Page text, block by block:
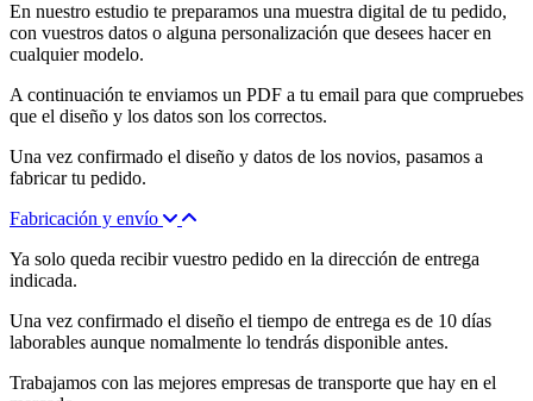
En nuestro estudio te preparamos una muestra digital de tu pedido,
con vuestros datos o alguna personalización que desees hacer en
cualquier modelo.
A continuación te enviamos un PDF a tu email para que compruebes
que el diseño y los datos son los correctos.
Una vez confirmado el diseño y datos de los novios, pasamos a
fabricar tu pedido.
Fabricación y envío
Ya solo queda recibir vuestro pedido en la dirección de entrega
indicada.
Una vez confirmado el diseño el tiempo de entrega es de 10 días
laborables aunque nomalmente lo tendrás disponible antes.
Trabajamos con las mejores empresas de transporte que hay en el